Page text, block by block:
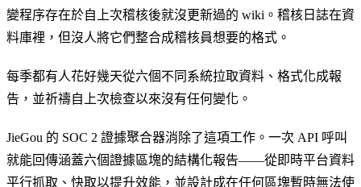
變程序存在於自上次稽核後就沒更新過的 wiki。稽核日誌在資
料庫裡，但沒人將它們整合成稽核員想要的格式。
每季都有人花好幾天從六個不同系統拉取資料、格式化成報
告，並祈禱自上次檢查以來沒有任何變化。
JieGou 的 SOC 2 證據聚合器消除了這項工作。一次 API 呼叫
就能回傳涵蓋六個證據區塊的結構化報告——從即時平台資料
平行抓取、快取以提升效能，並設計成在任何區塊暫時無法使